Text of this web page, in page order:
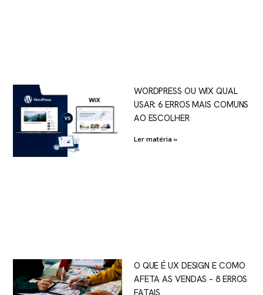
WORDPRESS OU WIX QUAL
USAR: 6 ERROS MAIS COMUNS
AO ESCOLHER
Ler matéria »
O QUE É UX DESIGN E COMO
AFETA AS VENDAS – 8 ERROS
FATAIS